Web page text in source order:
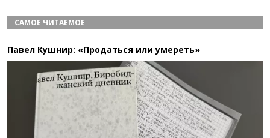
САМОЕ ЧИТАЕМОЕ
Павел Кушнир: «Продаться или умереть»